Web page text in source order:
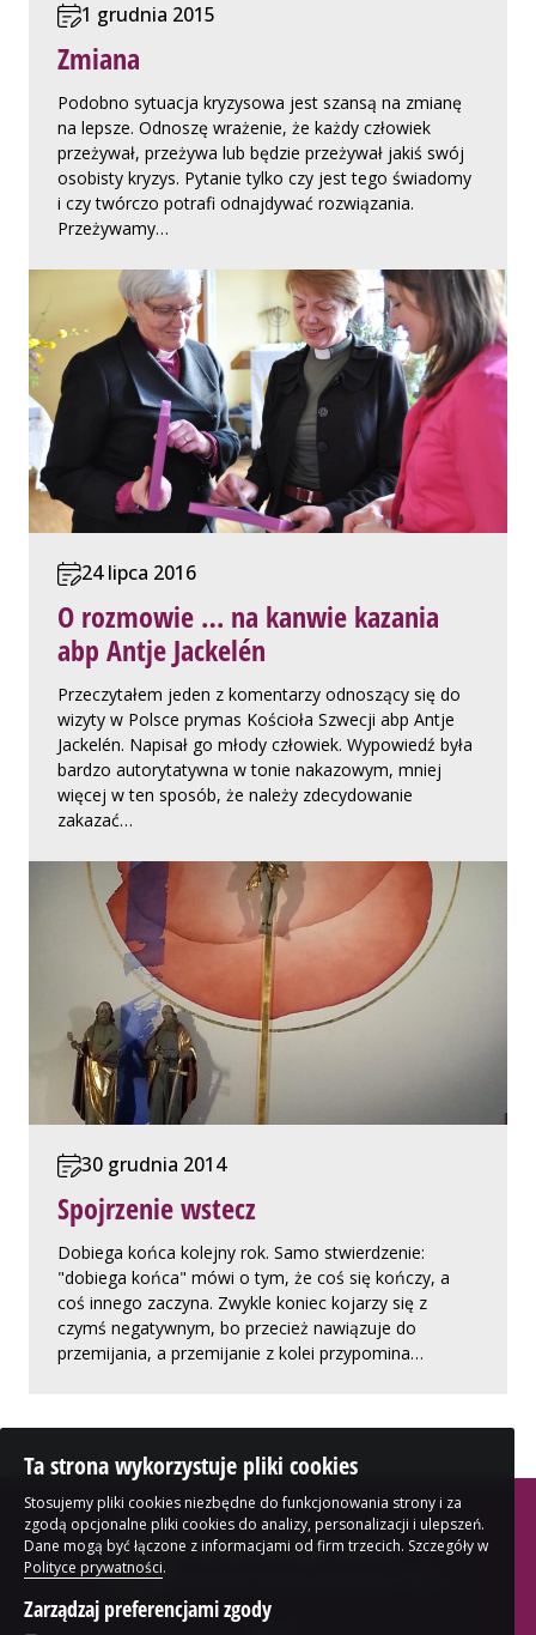
1 grudnia 2015
Zmiana
Podobno sytuacja kryzysowa jest szansą na zmianę
na lepsze. Odnoszę wrażenie, że każdy człowiek
przeżywał, przeżywa lub będzie przeżywał jakiś swój
osobisty kryzys. Pytanie tylko czy jest tego świadomy
i czy twórczo potrafi odnajdywać rozwiązania.
Przeżywamy…
24 lipca 2016
O rozmowie … na kanwie kazania
abp Antje Jackelén
Przeczytałem jeden z komentarzy odnoszący się do
wizyty w Polsce prymas Kościoła Szwecji abp Antje
Jackelén. Napisał go młody człowiek. Wypowiedź była
bardzo autorytatywna w tonie nakazowym, mniej
więcej w ten sposób, że należy zdecydowanie
zakazać…
30 grudnia 2014
Spojrzenie wstecz
Dobiega końca kolejny rok. Samo stwierdzenie:
"dobiega końca" mówi o tym, że coś się kończy, a
coś innego zaczyna. Zwykle koniec kojarzy się z
czymś negatywnym, bo przecież nawiązuje do
przemijania, a przemijanie z kolei przypomina…
blog bp. Jerzego Samca
Ta strona wykorzystuje pliki cookies
Stosujemy pliki cookies niezbędne do funkcjonowania strony i za
zgodą opcjonalne pliki cookies do analizy, personalizacji i ulepszeń.
Dane mogą być łączone z informacjami od firm trzecich. Szczegóły w
Polityce prywatności.
Zarządzaj preferencjami zgody